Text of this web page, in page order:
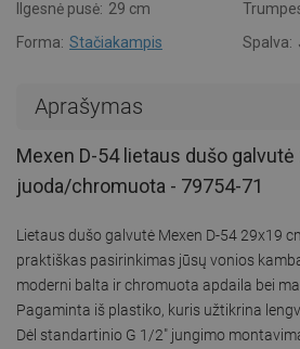
Ilgesnė pusė: 29 cm
Forma: Stačiakampis Spalva:
Aprašymas
Mexen D-54 lietaus dušo
juoda/chromuota - 79754-71
Lietaus dušo galvutė Mexen D-54 29x19
praktiškas pasirinkimas jūsų vonios
moderni balta ir chromuota apdaila bei
Pagaminta iš plastiko, kuris užtikrina
Dėl standartinio G 1/2" jungimo